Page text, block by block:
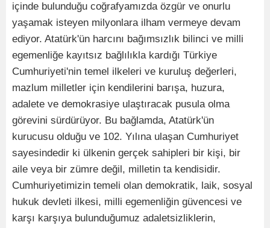
içinde bulunduğu coğrafyamızda özgür ve onurlu
yaşamak isteyen milyonlara ilham vermeye devam
ediyor. Atatürk'ün harcını bağımsızlık bilinci ve milli
egemenliğe kayıtsız bağlılıkla kardığı Türkiye
Cumhuriyeti'nin temel ilkeleri ve kuruluş değerleri,
mazlum milletler için kendilerini barışa, huzura,
adalete ve demokrasiye ulaştıracak pusula olma
görevini sürdürüyor. Bu bağlamda, Atatürk'ün
kurucusu olduğu ve 102. Yılına ulaşan Cumhuriyet
sayesindedir ki ülkenin gerçek sahipleri bir kişi, bir
aile veya bir zümre değil, milletin ta kendisidir.
Cumhuriyetimizin temeli olan demokratik, laik, sosyal
hukuk devleti ilkesi, milli egemenliğin güvencesi ve
karşı karşıya bulunduğumuz adaletsizliklerin,